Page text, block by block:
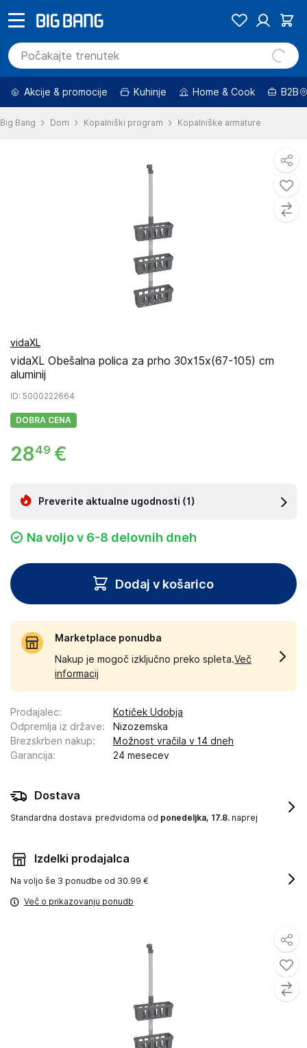
Akcije & promocije Kuhinje Home & Cook B2B
Big Bang Dom Kopalniški program Kopalniške armature
vidaXL
vidaXL Obešalna polica za prho 30x15x(67-105) cm
aluminij
ID: 5000222664
DOBRA CENA
2849 €
Preverite aktualne ugodnosti (1)
Na voljo v 6-8 delovnih dneh
Dodaj v košarico
Marketplace ponudba
Nakup je mogoč izključno preko spleta.Več
informacij
Prodajalec:
Kotiček Udobja
Odpremlja iz države:
Nizozemska
Brezskrben nakup:
Možnost vračila v 14 dneh
Garancija: 24 mesecev
Dostava
Standardna dostava predvidoma od ponedeljka, 17.8. naprej
Izdelki prodajalca
Na voljo še 3 ponudbe od 30.99 €
Več o prikazovanju ponudb